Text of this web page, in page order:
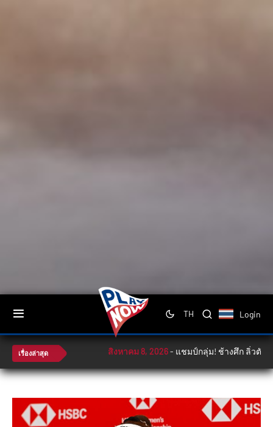
TH Login
เรื่องล่าสุด สิงหาคม 8, 2026-แชมป์กลุ่ม! ช้างศึก ลิ่วตัดเชือ